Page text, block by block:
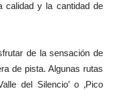
calidad y la cantidad de
de la sensación de
de pista. Algunas rutas
del Silencio’ o ‚Pico